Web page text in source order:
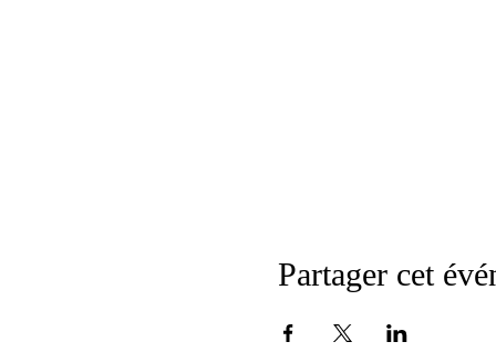
Partager cet